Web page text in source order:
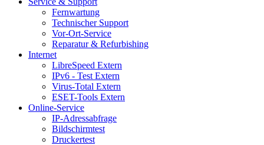
Fernwartung
Technischer Support
Vor-Ort-Service
Reparatur & Refurbishing
Internet
LibreSpeed Extern
IPv6 - Test Extern
Virus-Total Extern
ESET-Tools Extern
Online-Service
IP-Adressabfrage
Bildschirmtest
Druckertest